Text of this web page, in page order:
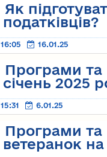
Як
податківців?
16:05 16.01.25
Програми та
січень 2025
15:31 6.01.25
Програми та
ветеранок